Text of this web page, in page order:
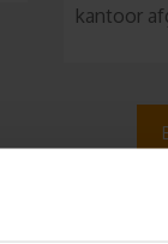
kantoor